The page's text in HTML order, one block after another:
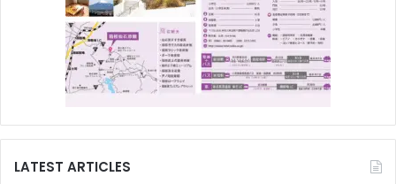
LATEST ARTICLES